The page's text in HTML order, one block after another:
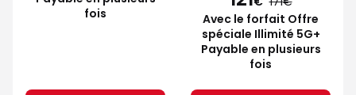
fois
Avec le forfait Offre
spéciale Illimité 5G+
Payable en plusieurs
fois